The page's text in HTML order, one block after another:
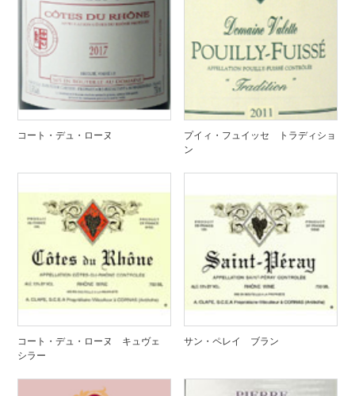
コート・デュ・ローヌ
プイィ・フュイッセ トラディショ
ン
コート・デュ・ローヌ キュヴェ
シラー
サン・ペレイ ブラン